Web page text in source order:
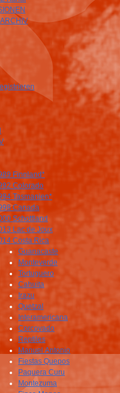
Finnland*
Colorado
Tasmanien*
Canada
Schottland
Lac de Joux
Costa Rica
Guanacaste
Monteverde
Tortuguero
Cahuita
Irazu
Quetzal
Interamericana
Corcovado
Reptiles
Manuel Antonio
Fiestas Quepos
Paquera Curu
Montezuma